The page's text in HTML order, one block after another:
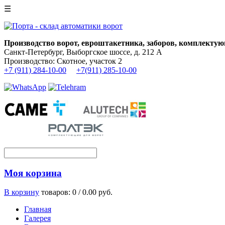
☰
Производство ворот, евроштакетника, заборов,
Санкт-Петербург, Выборгское шоссе, д. 212 А
Производство: Скотное, участок 2
+7 (911) 284-10-00
+7(911) 285-10-00
Моя корзина
В корзину товаров: 0 /0.00 руб.
Главная
Галерея